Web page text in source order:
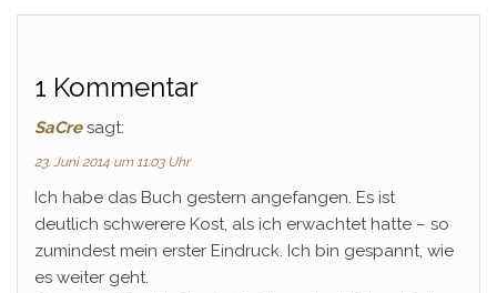
1 Kommentar
SaCre sagt:
23. Juni 2014 um 11:03 Uhr
Ich habe das Buch gestern angefangen. Es ist
deutlich schwerere Kost, als ich erwachtet hatte – so
zumindest mein erster Eindruck. Ich bin gespannt, wie
es weiter geht.